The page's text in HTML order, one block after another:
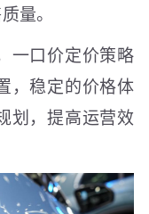
量。
一口价定价策略
，稳定的价格体
划，提高运营效